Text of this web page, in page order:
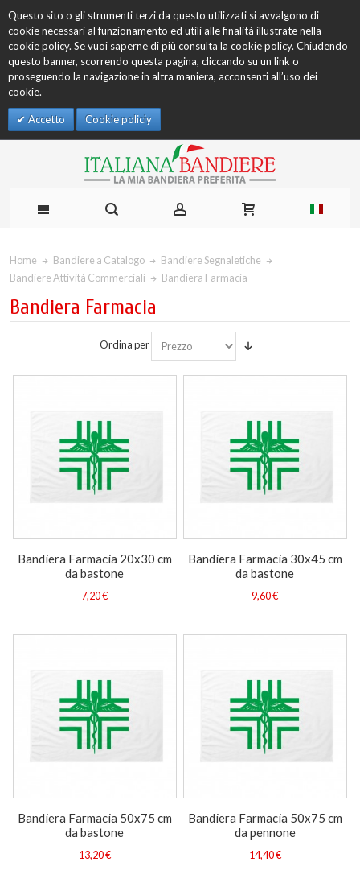
Questo sito o gli strumenti terzi da questo utilizzati si avvalgono di
cookie necessari al funzionamento ed utili alle finalità illustrate nella
cookie policy. Se vuoi saperne di più consulta la cookie policy. Chiudendo
questo banner, scorrendo questa pagina, cliccando su un link o
proseguendo la navigazione in altra maniera, acconsenti all’uso dei
cookie.
Accetto Cookie policiy
Home Bandiere a Catalogo
Bandiere Segnaletiche
Bandiere Attività Commerciali
Bandiera Farmacia
Bandiera Farmacia
Ordina per
Bandiera Farmacia 20x30 cm
da bastone
7,20 €
Bandiera Farmacia 30x45 cm
da bastone
9,60 €
Bandiera Farmacia 50x75 cm
da bastone
13,20 €
Bandiera Farmacia 50x75 cm
da pennone
14,40 €